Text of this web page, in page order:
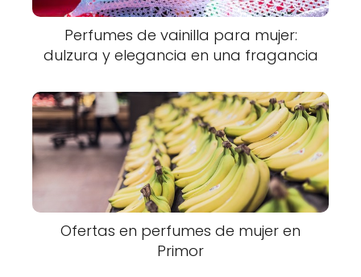
Perfumes de vainilla para mujer:
dulzura y elegancia en una fragancia
Ofertas en perfumes de mujer en
Primor